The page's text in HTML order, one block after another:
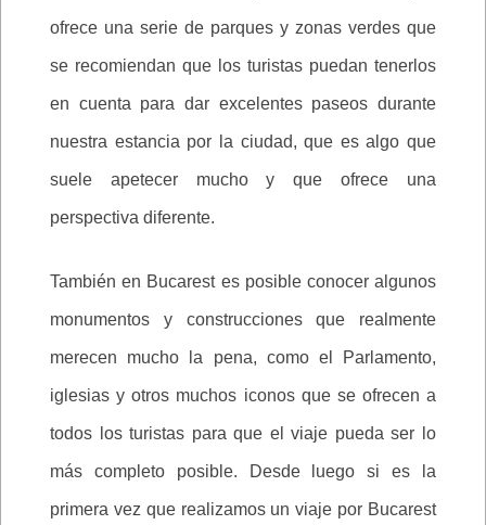
ofrece una serie de parques y zonas verdes que
se recomiendan que los turistas puedan tenerlos
en cuenta para dar excelentes paseos durante
nuestra estancia por la ciudad, que es algo que
suele apetecer mucho y que ofrece una
perspectiva diferente.
También en Bucarest es posible conocer algunos
monumentos y construcciones que realmente
merecen mucho la pena, como el Parlamento,
iglesias y otros muchos iconos que se ofrecen a
todos los turistas para que el viaje pueda ser lo
más completo posible. Desde luego si es la
primera vez que realizamos un viaje por Bucarest